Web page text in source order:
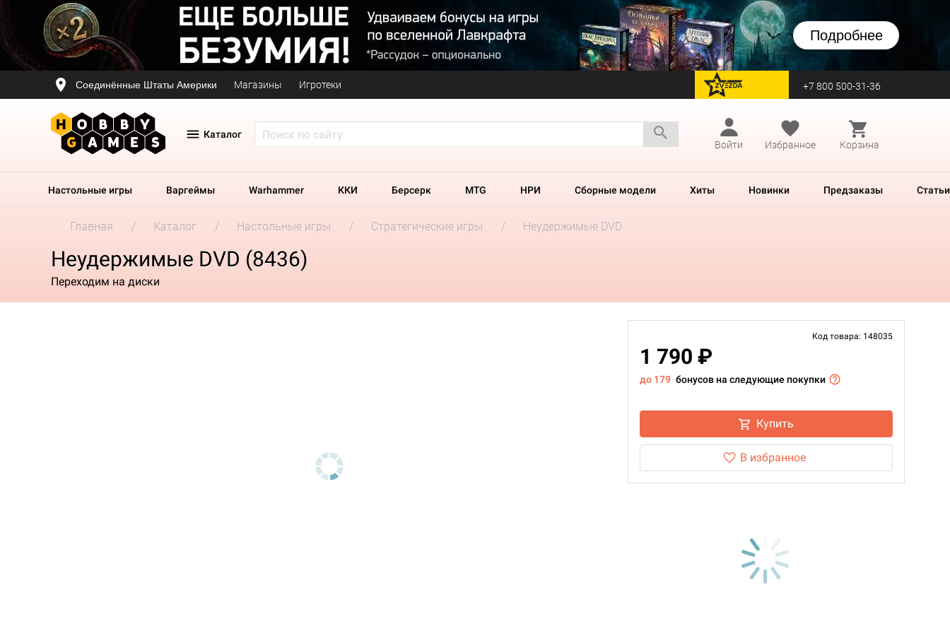
Подробнее
Соединённые Штаты Америки Магазины Игротеки перейти на Zvezda +7 800 500-31-36
Каталог
Войти
Избранное Корзина
Настольные игры Варгеймы Warhammer ККИ Берсерк MTG НРИ Сборные модели Хиты Новинки Предзаказы Статьи
Главная Каталог Настольные игры Стратегические игры Неудержимые DVD
Неудержимые DVD (8436)
Переходим на диски
Код товара: 148035
1 790 ₽
до 179 бонусов на следующие покупки
Купить
В избранное